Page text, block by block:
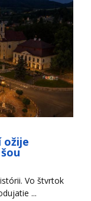
ožije
Vo štvrtok
...